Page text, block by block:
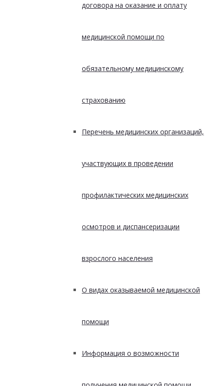
договора на оказание и оплату
медицинской помощи по
обязательному медицинскому
страхованию
Перечень медицинских организаций,
участвующих в проведении
профилактических медицинских
осмотров и диспансеризации
взрослого населения
О видах оказываемой медицинской
помощи
Информация о возможности